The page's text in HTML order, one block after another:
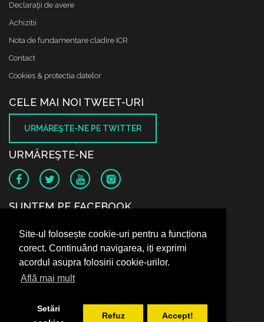
Site-ul folosește cookie-uri pentru a funcționa
corect. Continuând navigarea, iți exprimi
acordul asupra folosirii cookie-urilor.
Află mai mult
Setări
Refuz Accept!
Declaraţii de avere
Achizitii
Nota de fundamentare cladire ICR
Contact
Cookies & protectia datelor
CELE MAI NOI TWEET-URI
URMĂREŞTE-NE PE TWITTER
URMĂREŞTE-NE
SUNTEM PE FACEBOOK